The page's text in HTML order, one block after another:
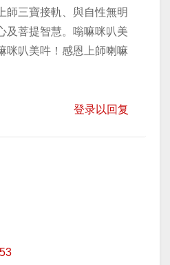
師三寶接軌、與自性無明
及菩提智慧。嗡嘛咪叭美
咪叭美吽！感恩上師喇嘛
登录以回复